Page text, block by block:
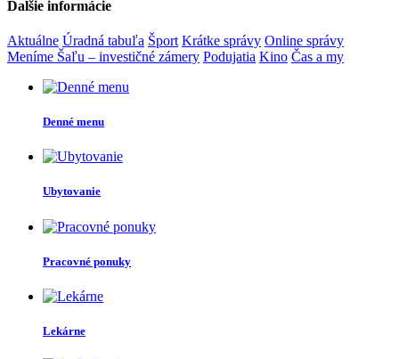
Ďalšie informácie
Aktuálne Úradná tabuľa Šport Krátke správy Online správy
Meníme Šaľu – investičné zámery Podujatia Kino Čas a my
Denné menu
Ubytovanie
Pracovné ponuky
Lekárne